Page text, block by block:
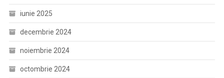
iunie 2025
decembrie 2024
noiembrie 2024
octombrie 2024